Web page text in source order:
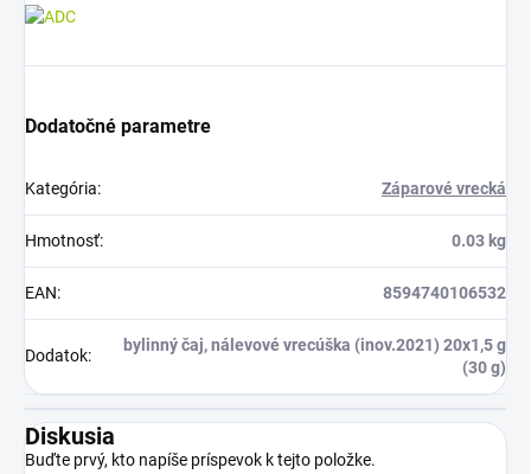
Dodatočné parametre
Kategória: Záparové vrecká
Hmotnosť: 0.03 kg
EAN: 8594740106532
Dodatok:
bylinný čaj, nálevové vrecúška (inov.2021) 20x1,5 g
(30 g)
Diskusia
Buďte prvý, kto napíše príspevok k tejto položke.